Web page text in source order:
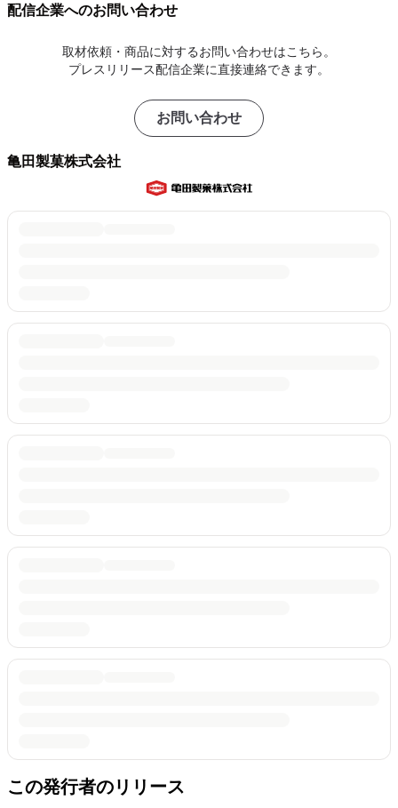
配信企業へのお問い合わせ
取材依頼・商品に対するお問い合わせはこちら。
プレスリリース配信企業に直接連絡できます。
お問い合わせ
亀田製菓株式会社
この発行者のリリース